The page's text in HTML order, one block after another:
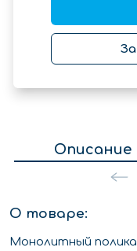
Описание
О товаре:
Монолитный